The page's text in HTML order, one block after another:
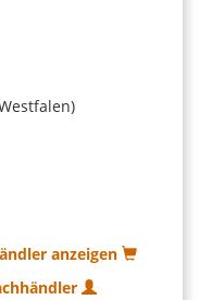
anzeigen